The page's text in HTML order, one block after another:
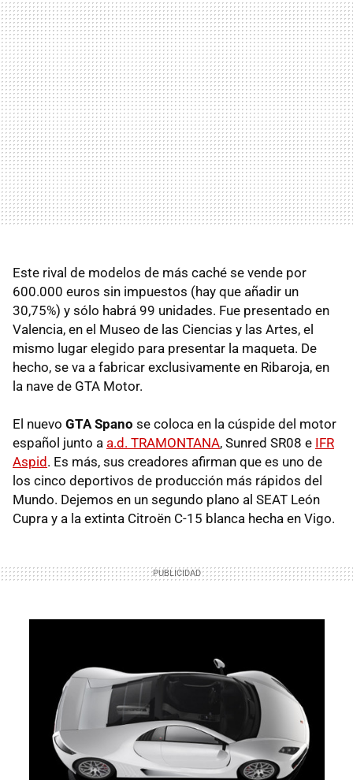
Este rival de modelos de más caché se vende por
600.000 euros sin impuestos (hay que añadir un
30,75%) y sólo habrá 99 unidades. Fue presentado en
Valencia, en el Museo de las Ciencias y las Artes, el
mismo lugar elegido para presentar la maqueta. De
hecho, se va a fabricar exclusivamente en Ribaroja, en
la nave de GTA Motor.
El nuevo GTA Spano se coloca en la cúspide del motor
español junto a a.d. TRAMONTANA, Sunred SR08 e IFR
Aspid. Es más, sus creadores afirman que es uno de
los cinco deportivos de producción más rápidos del
Mundo. Dejemos en un segundo plano al SEAT León
Cupra y a la extinta Citroën C-15 blanca hecha en Vigo.